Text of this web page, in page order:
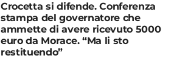
Crocetta si difende. Conferenza
stampa del governatore che
ammette di avere ricevuto 5000
euro da Morace. “Ma li sto
restituendo”